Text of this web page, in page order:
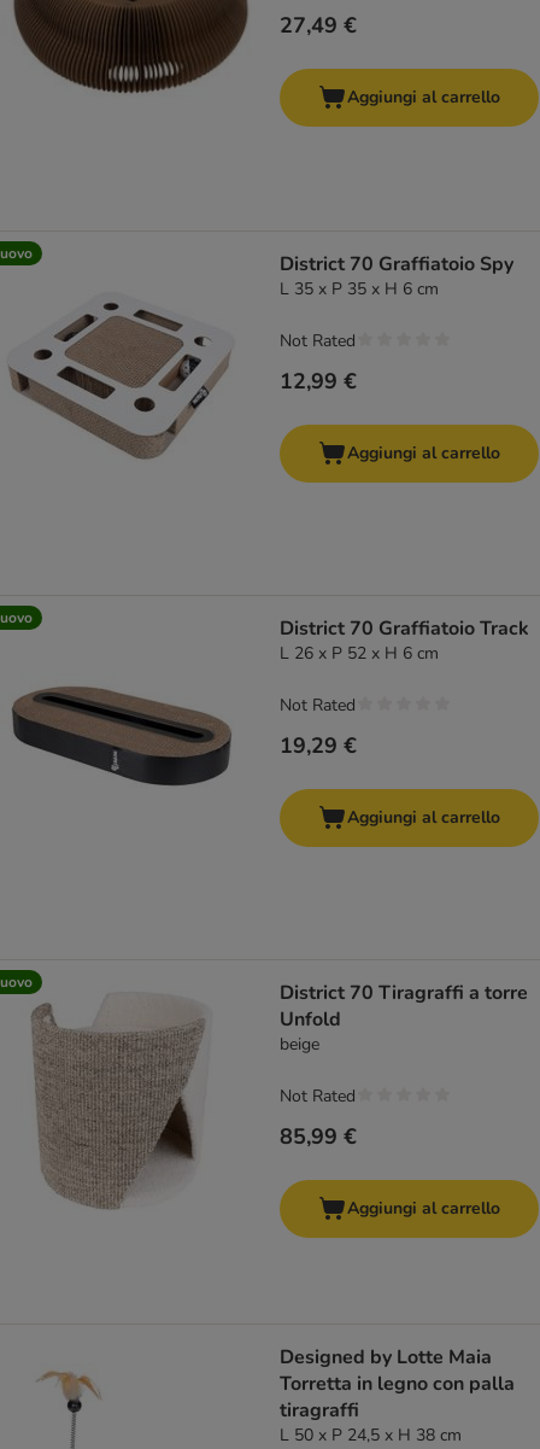
27,49 €
Aggiungi al carrello
District 70 Graffiatoio Spy
L 35 x P 35 x H 6 cm
12,99 €
Not Rated
Aggiungi al carrello
District 70 Graffiatoio Track
L 26 x P 52 x H 6 cm
19,29 €
Not Rated
Aggiungi al carrello
District 70 Tiragraffi a torre
Unfold
beige
85,99 €
Not Rated
Aggiungi al carrello
Designed by Lotte Maia
Torretta in legno con palla
tiragraffi
L 50 x P 24,5 x H 38 cm